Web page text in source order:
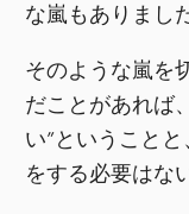
な嵐もありまし
そのような嵐を
だことがあれば
い”ということ
をする必要はな